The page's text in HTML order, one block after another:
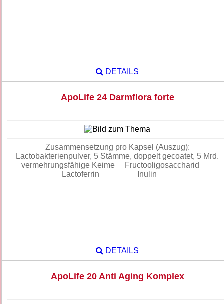
DETAILS
ApoLife 24 Darmflora forte
Zusammensetzung pro Kapsel (Auszug):
Lactobakterienpulver, 5 Stämme, doppelt gecoatet, 5 Mrd.
vermehrungsfähige Keime Fructooligosaccharid
Lactoferrin Inulin
DETAILS
ApoLife 20 Anti Aging Komplex